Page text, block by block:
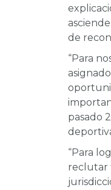
de
“Para
pasado
“Para
reclutar